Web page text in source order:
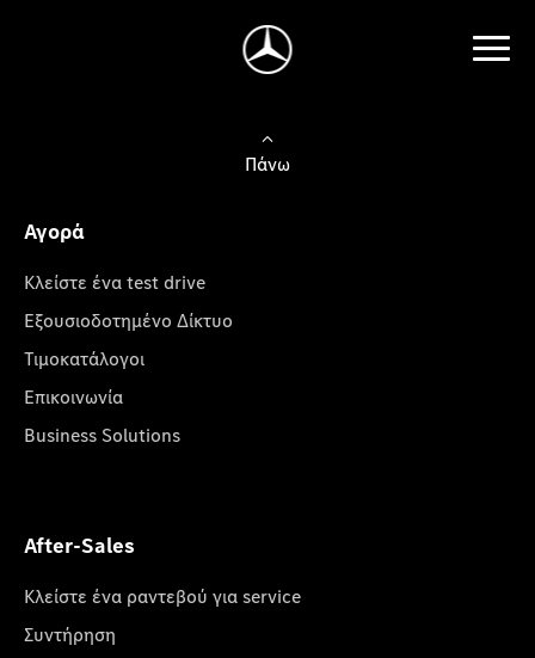
Πάνω
Αγορά
Κλείστε ένα test drive
Εξουσιοδοτημένο Δίκτυο
Τιμοκατάλογοι
Επικοινωνία
Business Solutions
After-Sales
Κλείστε ένα ραντεβού για service
Συντήρηση